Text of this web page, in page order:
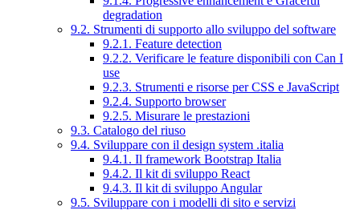
degradation
9.2. Strumenti di supporto allo sviluppo del software
9.2.1. Feature detection
9.2.2. Verificare le feature disponibili con Can I
use
9.2.3. Strumenti e risorse per CSS e JavaScript
9.2.4. Supporto browser
9.2.5. Misurare le prestazioni
9.3. Catalogo del riuso
9.4. Sviluppare con il design system .italia
9.4.1. Il framework Bootstrap Italia
9.4.2. Il kit di sviluppo React
9.4.3. Il kit di sviluppo Angular
9.5. Sviluppare con i modelli di sito e servizi